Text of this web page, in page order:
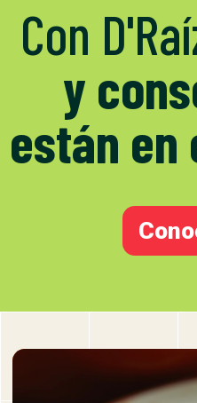
Con
y
están